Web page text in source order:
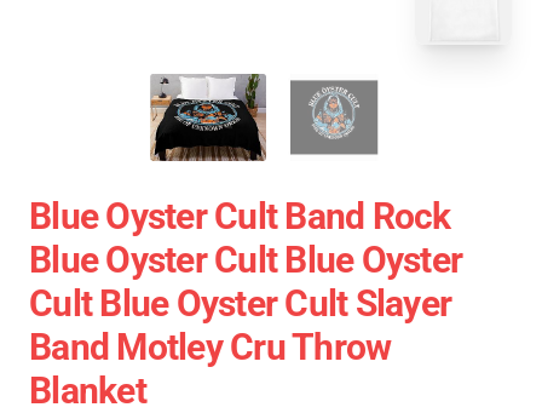
Blue Oyster Cult Band Rock
Blue Oyster Cult Blue Oyster
Cult Blue Oyster Cult Slayer
Band Motley Cru Throw
Blanket